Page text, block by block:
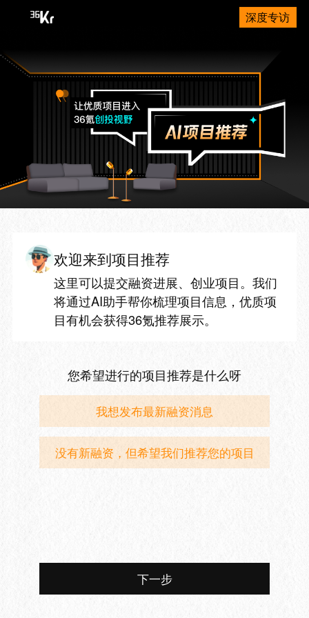
深度专访
欢迎来到项目推荐
这里可以提交融资进展、创业项目。我们
将通过AI助手帮你梳理项目信息，优质项
目有机会获得36氪推荐展示。
您希望进行的项目推荐是什么呀
我想发布最新融资消息
没有新融资，但希望我们推荐您的项目
下一步